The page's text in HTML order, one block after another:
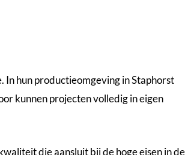
In hun productieomgeving in Staphorst
kunnen projecten volledig in eigen
die aansluit bij de hoge eisen in de